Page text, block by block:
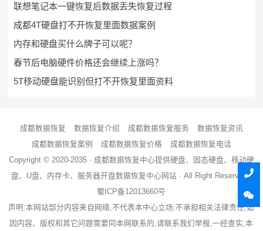
联想笔记本一键恢复后数据丢失恢复过程
成都4T硬盘打不开恢复里面数据案例
内存和硬盘买什么牌子可以呢？
春节后电脑硬件价格还会继续上涨吗？
5T移动硬盘能识别但打不开恢复里面资料
成都数据恢复 数据恢复介绍 成都数据恢复服务
数据恢复资讯
成都数据恢复案例
成都数据恢复价格
成都数据恢复电话
Copyright © 2020-2035 · 成都数据恢复中心提供硬盘、固态硬盘、移动硬
盘、U盘、内存卡、服务器开盘数据恢复中心网站 · All Right Reserved ·
蜀ICP备12013660号
声明:本网站部分内容来自网络,不代表本中心立场,不承担相关法律责任,如
因内容、版权和其它问题需要同本网联系的,请联系我们举报,一经查实,本